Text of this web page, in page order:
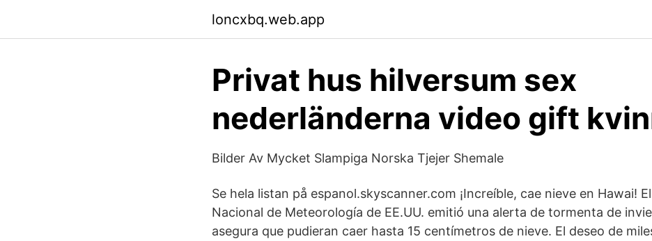
loncxbq.web.app
Privat hus hilversum sex
nederländerna video gift
Bilder Av Mycket Slampiga Norska Tjejer Shemale
Se hela listan på espanol.skyscanner.com ¡Increíble, cae nieve en Hawai!
Nacional de Meteorología de EE.UU. emitió una alerta de tormenta de
asegura que pudieran caer hasta 15 centímetros de nieve. El deseo de